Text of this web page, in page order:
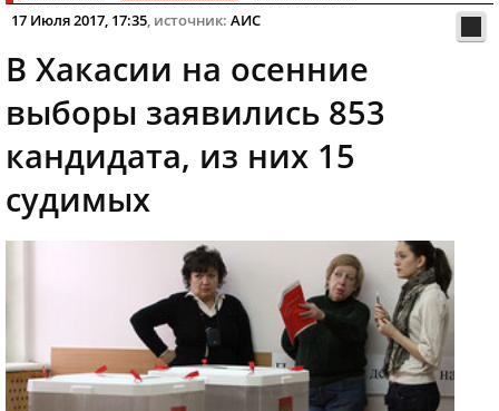
17 Июля 2017, 17:35, источник: АИС
В Хакасии на осенние
выборы заявились 853
кандидата, из них 15
судимых